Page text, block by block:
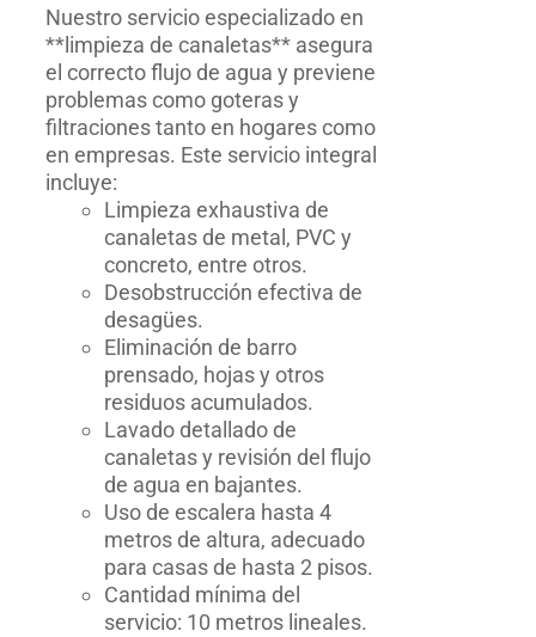
Nuestro servicio especializado en
**limpieza de canaletas** asegura
el correcto flujo de agua y previene
problemas como goteras y
filtraciones tanto en hogares como
en empresas. Este servicio integral
incluye:
Limpieza exhaustiva de
canaletas de metal, PVC y
concreto, entre otros.
Desobstrucción efectiva de
desagües.
Eliminación de barro
prensado, hojas y otros
residuos acumulados.
Lavado detallado de
canaletas y revisión del flujo
de agua en bajantes.
Uso de escalera hasta 4
metros de altura, adecuado
para casas de hasta 2 pisos.
Cantidad mínima del
servicio: 10 metros lineales.